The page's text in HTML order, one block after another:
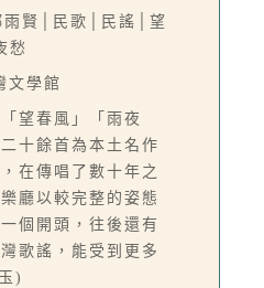
雨賢│民歌│民謠│望
愁
文學館
望春風」「雨夜
十餘首為本土名作
在傳唱了數十年之
廳以較完整的姿態
個開頭，往後還有
歌謠，能受到更多
)